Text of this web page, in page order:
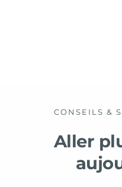
CONSEILS &
Aller